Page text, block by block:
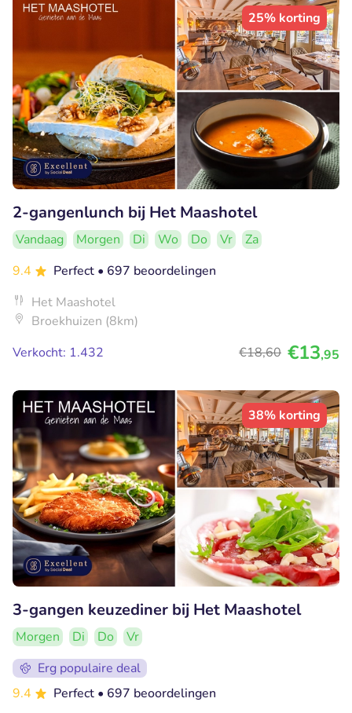
25% korting
2-gangenlunch bij Het Maashotel
Vandaag Morgen Di Wo Do Vr
Za
9.4
Perfect • 697 beoordelingen
Het Maashotel
Broekhuizen (8km)
Verkocht: 1.432
€18,60 €13,95
38% korting
3-gangen keuzediner bij Het Maashotel
Morgen Di Do
Vr
Erg populaire deal
9.4
Perfect • 697 beoordelingen